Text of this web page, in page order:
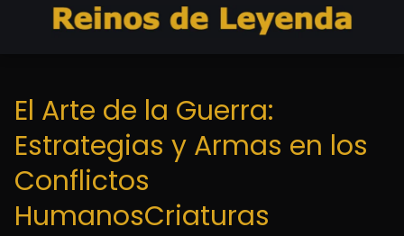
El Arte de la Guerra:
Estrategias y Armas en los
Conflictos
HumanosCriaturas